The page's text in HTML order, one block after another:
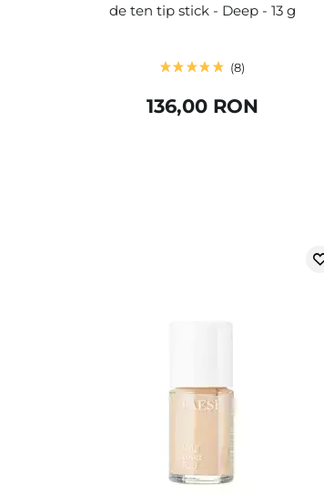
de ten tip stick - Deep - 13 g
8
136,00 RON